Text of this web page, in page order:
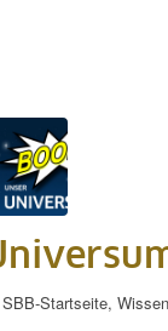
SBB-Startseite, Wissen